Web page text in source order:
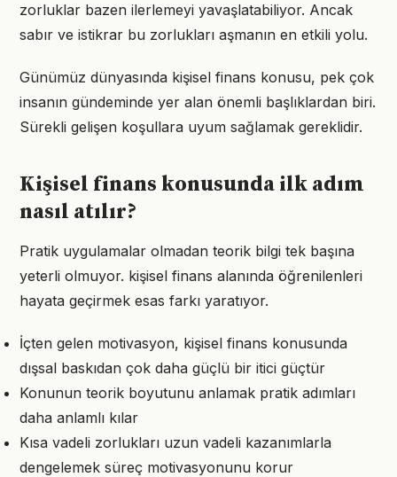
zorluklar bazen ilerlemeyi yavaşlatabiliyor. Ancak
sabır ve istikrar bu zorlukları aşmanın en etkili yolu.
Günümüz dünyasında kişisel finans konusu, pek çok
insanın gündeminde yer alan önemli başlıklardan biri.
Sürekli gelişen koşullara uyum sağlamak gereklidir.
Kişisel finans konusunda ilk adım
nasıl atılır?
Pratik uygulamalar olmadan teorik bilgi tek başına
yeterli olmuyor. kişisel finans alanında öğrenilenleri
hayata geçirmek esas farkı yaratıyor.
İçten gelen motivasyon, kişisel finans konusunda
dışsal baskıdan çok daha güçlü bir itici güçtür
Konunun teorik boyutunu anlamak pratik adımları
daha anlamlı kılar
Kısa vadeli zorlukları uzun vadeli kazanımlarla
dengelemek süreç motivasyonunu korur